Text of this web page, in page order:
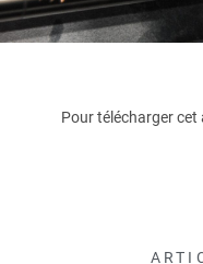
Pour télécharger cet